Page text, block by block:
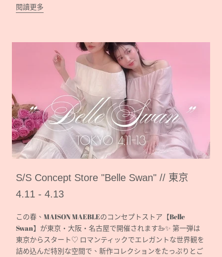
閱讀更多
S/S Concept Store "Belle Swan" // 東京
4.11 - 4.13
この春、MAISON MAEBLEのコンセプトストア【Belle
Swan】が東京・大阪・名古屋で開催されます🦢✨ 第一弾は
東京からスタート♡ ロマンティックでエレガントな世界観を
詰め込んだ特別な空間で、新作コレクションをたっぷりとご